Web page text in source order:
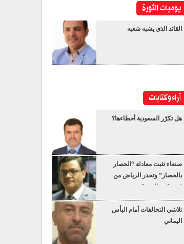
يوميات الثورة
القائد الذي يشبه شعبه
آراء وكتابات
هل تكرّر السعودية أخطاءها؟
صنعاء تثبت معادلة “الحصار
بالحصار” وتحذر الرياض من
“عسكرة البحر”
تلاشي التحالفات أمام البأس
اليماني